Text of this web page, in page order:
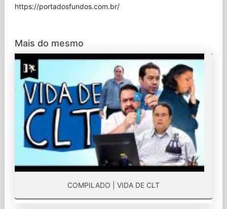
⁠https://portadosfundos.com.br/
Mais do mesmo
COMPILADO | VIDA DE CLT